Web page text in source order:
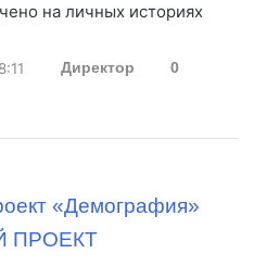
на личных историях
Директор 0
«Демография»
ПРОЕКТ